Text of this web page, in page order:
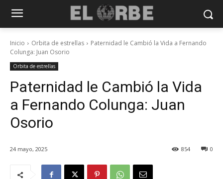
Inicio Orbita de estrellas
Paternidad le Cambió la Vida a Fernando
Colunga: Juan Osorio
Orbita de estrellas
Paternidad le Cambió la Vida
a Fernando Colunga: Juan
Osorio
24 mayo, 2025 0
854